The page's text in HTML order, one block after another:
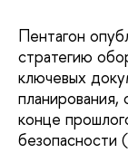
Пентагон
стратегию
ключевых
конце